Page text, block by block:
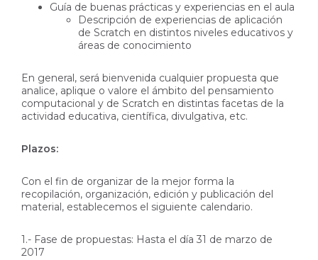
Guía de buenas prácticas y experiencias en el aula
Descripción de experiencias de aplicación
de Scratch en distintos niveles educativos y
áreas de conocimiento
En general, será bienvenida cualquier propuesta que
analice, aplique o valore el ámbito del pensamiento
computacional y de Scratch en distintas facetas de la
actividad educativa, científica, divulgativa, etc.
Plazos:
Con el fin de organizar de la mejor forma la
recopilación, organización, edición y publicación del
material, establecemos el siguiente calendario.
1.- Fase de propuestas: Hasta el día 31 de marzo de
2017